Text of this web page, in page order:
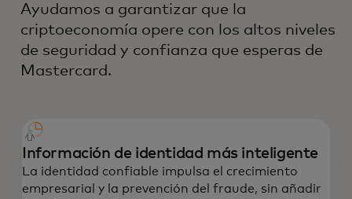
Ayudamos a garantizar que la
criptoeconomía opere con los altos niveles
de seguridad y confianza que esperas de
Mastercard.
Información de identidad más inteligente
La identidad confiable impulsa el crecimiento
empresarial y la prevención del fraude, sin añadir